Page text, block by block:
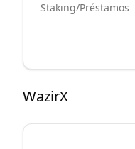
Staking/Préstamos
WazirX